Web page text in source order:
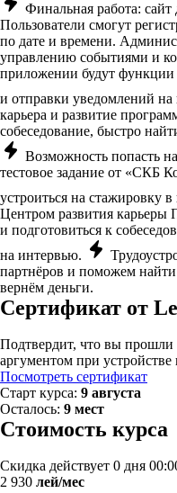
Финальная работа:
Пользователи смогут
по дате и времени.
управлению событиями и
приложении будут
и отправки уведомлений на
карьера и развитие
собеседование, быстро
Возможность попасть
тестовое задание от «СКБ
устроиться на стажировку
Центром развития карьеры
и подготовиться к
на интервью.
партнёров и поможем
вернём деньги.
Сертификат от
Подтвердит, что вы прошли
аргументом при устройстве
Посмотреть сертификат
Старт курса: 9 августа
Осталось: 9 мест
Стоимость курса
Скидка действует 0 дня
2 930 лей/мес